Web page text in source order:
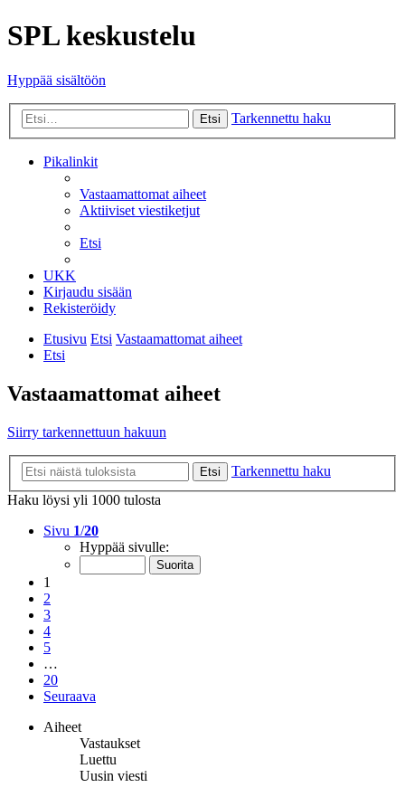
SPL keskustelu
Hyppää sisältöön
Etsi Tarkennettu haku
Pikalinkit
Vastaamattomat aiheet
Aktiiviset viestiketjut
Etsi
UKK
Kirjaudu sisään
Rekisteröidy
Etusivu Etsi Vastaamattomat aiheet
Etsi
Vastaamattomat aiheet
Siirry tarkennettuun hakuun
Etsi
Tarkennettu haku
Haku löysi yli 1000 tulosta
Sivu 1/20
Hyppää sivulle:
1
2
3
4
5
…
20
Seuraava
Aiheet
Vastaukset
Luettu
Uusin viesti